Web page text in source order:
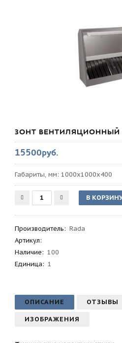
ЗОНТ ВЕНТИЛЯЦИОННЫЙ
15500руб.
Габариты, мм: 1000х1000х400
Производитель: Rada
Артикул:
Наличие: 100
Единица: 1
ОПИСАНИЕ ОТЗЫВЫ
ИЗОБРАЖЕНИЯ